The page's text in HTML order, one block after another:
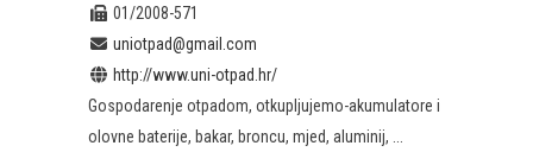
01/2008-571
uniotpad@gmail.com
http://www.uni-otpad.hr/
Gospodarenje otpadom, otkupljujemo-akumulatore i
olovne baterije, bakar, broncu, mjed, aluminij, ...